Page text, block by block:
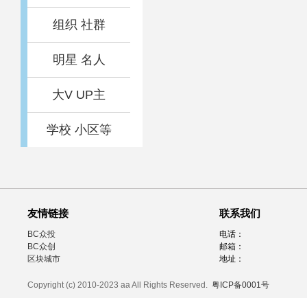
组织 社群
明星 名人
大V UP主
学校 小区等
友情链接
BC众投
BC众创
区块城市
联系我们
电话：
邮箱：
地址：
Copyright (c) 2010-2023 aa All Rights Reserved. 粤ICP备0001号